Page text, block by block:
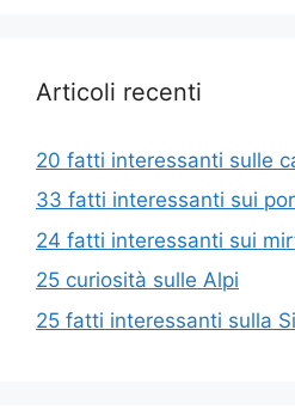
Articoli recenti
20 fatti interessanti sulle
33 fatti interessanti sui
24 fatti interessanti sui
25 curiosità sulle Alpi
25 fatti interessanti sulla